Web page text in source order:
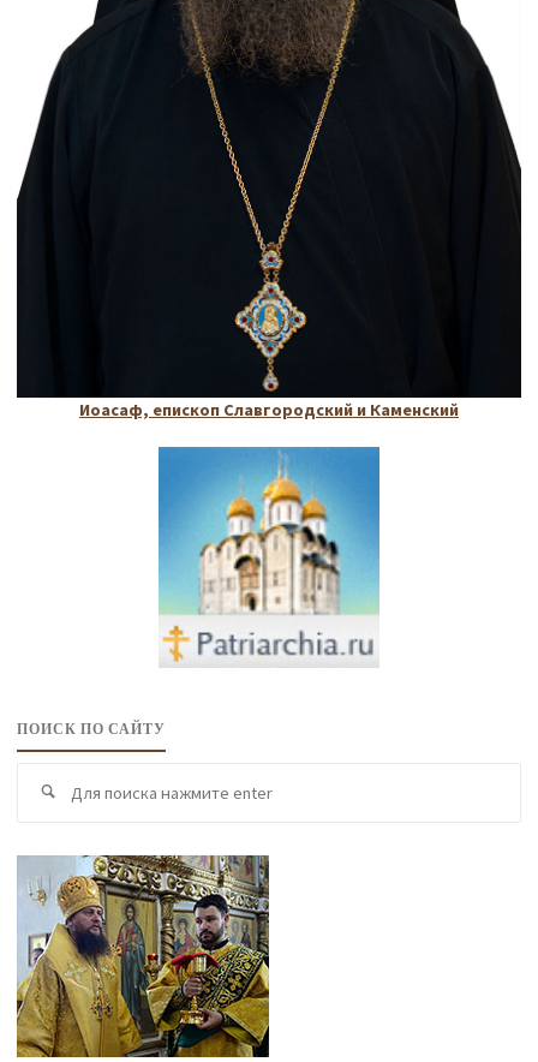
Иоасаф, епископ Славгородский и Каменский
ПОИСК ПО САЙТУ
Поиск